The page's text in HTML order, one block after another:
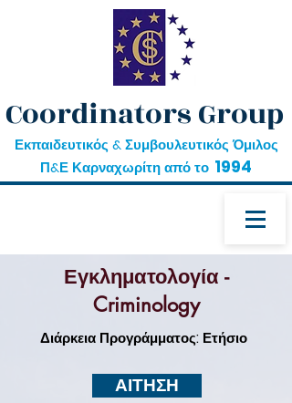
Coordinators Group
Εκπαιδευτικός & Συμβουλευτικός Όμιλος
Π&Ε Καρναχωρίτη από το 1994
Εγκληματολογία -
Criminology
Διάρκεια Προγράμματος: Ετήσιο
ΑΙΤΗΣΗ